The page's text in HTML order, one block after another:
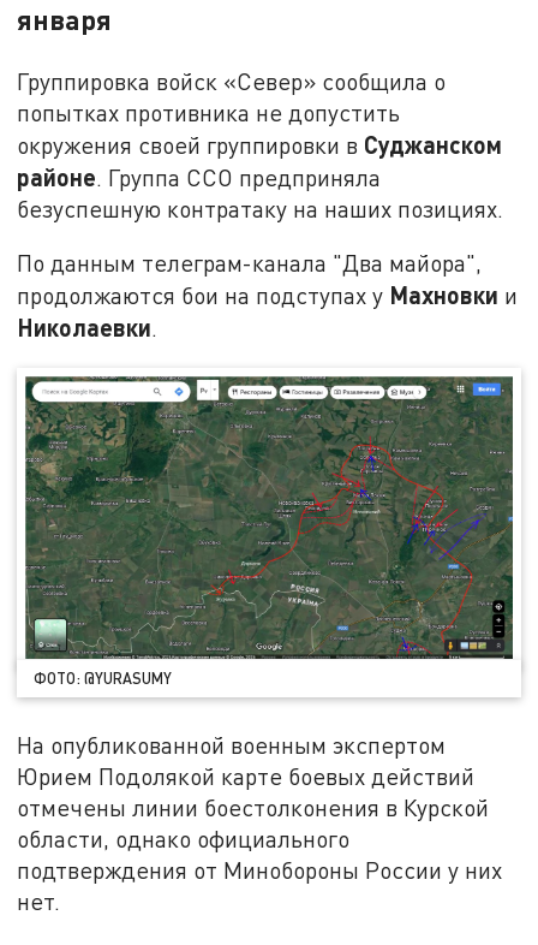
января
Группировка войск «Север» сообщила о
попытках противника не допустить
окружения своей группировки в Суджанском
районе . Группа ССО предприняла
безуспешную контратаку на наших позициях.
По данным телеграм-канала "Два майора",
продолжаются бои на подступах у Махновки и
Николаевки.
ФОТО: @YURASUMY
На опубликованной военным экспертом
Юрием Подолякой карте боевых действий
отмечены линии боестолконения в Курской
области, однако официального
подтверждения от Минобороны России у них
нет.